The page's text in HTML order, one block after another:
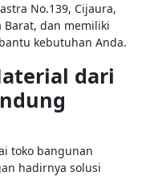
No.139, Cijaura,
Barat, dan memiliki
kebutuhan Anda.
dari
toko bangunan
hadirnya solusi